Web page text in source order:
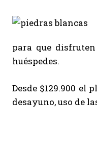
para que
huéspedes.
Desde $129.900 el
desayuno, uso de